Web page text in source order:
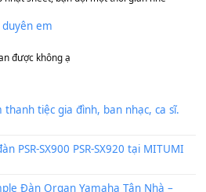
bo-du-lieu-sample-mitumi-cho-dan-
Bộ dữ liệu Sample MITUMI
e xin với ạ
Bộ dữ liệu Sample MITUMI cho Đàn